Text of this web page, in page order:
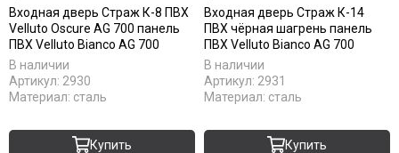
Входная дверь Страж К-8 ПВХ
Velluto Oscure AG 700 панель
ПВХ Velluto Bianco AG 700
В наличии
Артикул: 2930
Материал: сталь
Купить
Входная дверь Страж К-14
ПВХ чёрная шагрень панель
ПВХ Velluto Bianco AG 700
В наличии
Артикул: 2931
Материал: сталь
Купить